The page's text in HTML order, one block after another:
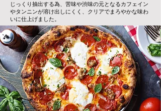
じっくり抽出する為、苦味や渋味の元となるカフェイン
やタンニンが溶け出しにくく、クリアでまろやかな味わ
いに仕上げました。